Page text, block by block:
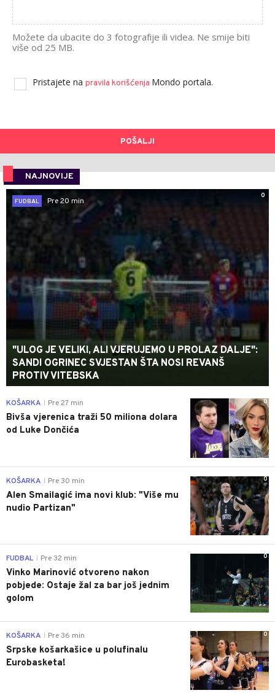
Možete da ubacite do 3 fotografije ili videa. Ne smije biti
više od 25 MB.
Pristajete na pravila korišćenja Mondo portala.
POŠALJI
NAJNOVIJE
0
FUDBAL
Pre 20 min
"ULOG JE VELIKI, ALI VJERUJEMO U PROLAZ DALJE":
SANDI OGRINEC SVJESTAN ŠTA NOSI REVANŠ
PROTIV VITEBSKA
0
KOŠARKA Pre 27 min
Bivša vjerenica traži 50 miliona dolara
od Luke Dončića
0
KOŠARKA Pre 30 min
Alen Smailagić ima novi klub: "Više mu
nudio Partizan"
0
FUDBAL Pre 32 min
Vinko Marinović otvoreno nakon
pobjede: Ostaje žal za bar još jednim
golom
0
KOŠARKA Pre 36 min
Srpske košarkašice u polufinalu
Eurobasketa!